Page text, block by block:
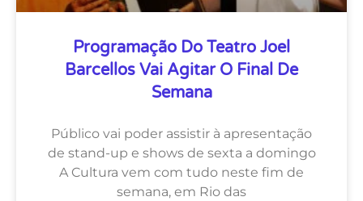
Programação Do Teatro Joel
Barcellos Vai Agitar O Final De
Semana
Público vai poder assistir à apresentação
de stand-up e shows de sexta a domingo
A Cultura vem com tudo neste fim de
semana, em Rio das